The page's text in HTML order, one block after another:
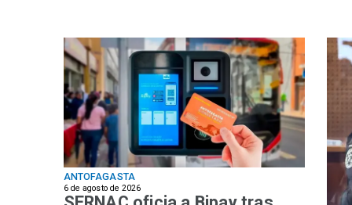
ANTOFAGASTA
6 de agosto de 2026